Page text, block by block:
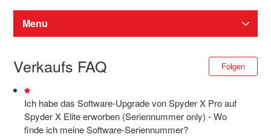
Menu
Spyder Monitor Kalibrierung
SpyderPro / Spyder / SpyderExpress Hilfe
Verkaufs FAQ Folgen
Ich habe das Software-Upgrade von Spyder X Pro auf
Spyder X Elite erworben (Seriennummer only) - Wo
finde ich meine Software-Seriennummer?